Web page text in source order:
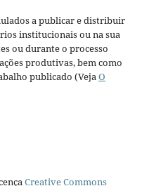
a publicar e distribuir
institucionais ou na sua
ou durante o processo
produtivas, bem como
publicado (VejaO
Creative Commons